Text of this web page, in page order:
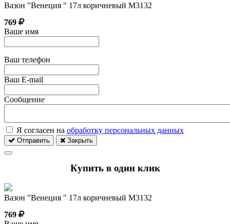
Вазон "Венеция " 17л коричневый М3132
769
Ваше имя
Ваш телефон
Ваш E-mail
Сообщение
Я согласен на обработку персональных данных
Отправить Закрыть
Купить в один клик
Вазон "Венеция " 17л коричневый М3132
769